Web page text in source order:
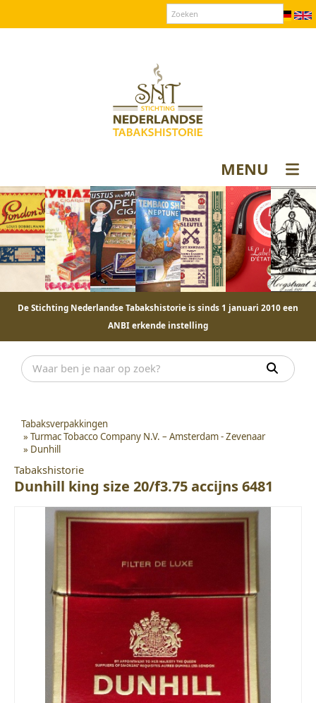
MENU
De Stichting Nederlandse Tabakshistorie is sinds 1 januari 2010 een
ANBI erkende instelling
Tabaksverpakkingen
» Turmac Tobacco Company N.V. – Amsterdam - Zevenaar
» Dunhill
Tabakshistorie
Dunhill king size 20/f3.75 accijns 6481